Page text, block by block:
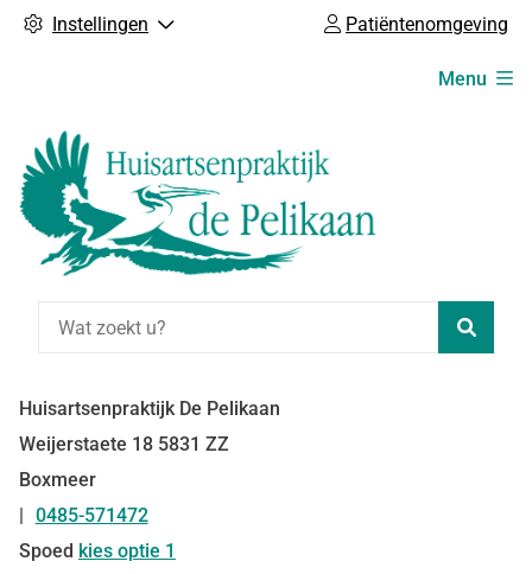
Instellingen Patiëntenomgeving
Menu
Huisartsenpraktijk De Pelikaan
Weijerstaete 18 5831 ZZ
Boxmeer
Tel:
0485-571472
Spoed kies optie 1